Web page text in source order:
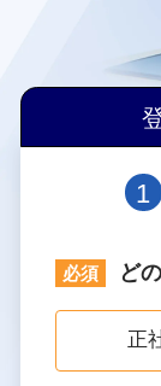
1
ど
正